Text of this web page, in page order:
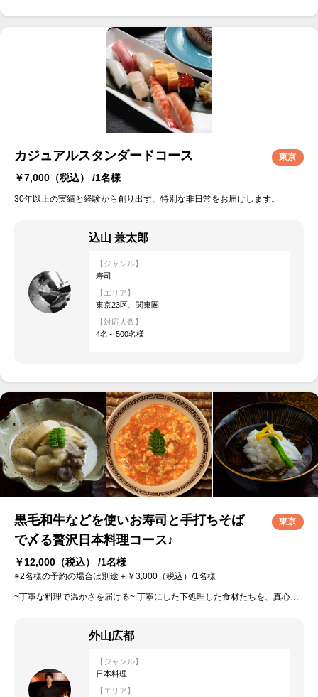
カジュアルスタンダードコース
￥7,000 （税込） /1名様
東京
30年以上の実績と経験から創り出す、特別な非日常をお届けします。
込山 兼太郎
【ジャンル】
寿司
【エリア】
東京23区、関東圏
【対応人数】
4名～500名様
黒毛和牛などを使いお寿司と手打ちそば
で〆る贅沢日本料理コース♪
￥12,000 （税込） /1名様
※2名様の予約の場合は別途＋￥3,000（税込）/1名様
東京
~丁寧な料理で温かさを届ける~ 丁寧にした下処理した食材たちを、真心込めて食卓へお届けいたします♪ 美味しいは当たり前、それ以上の空間と価値を提供いたしますので、どうぞよろしくお願いいたします!!
外山広都
【ジャンル】
日本料理
【エリア】